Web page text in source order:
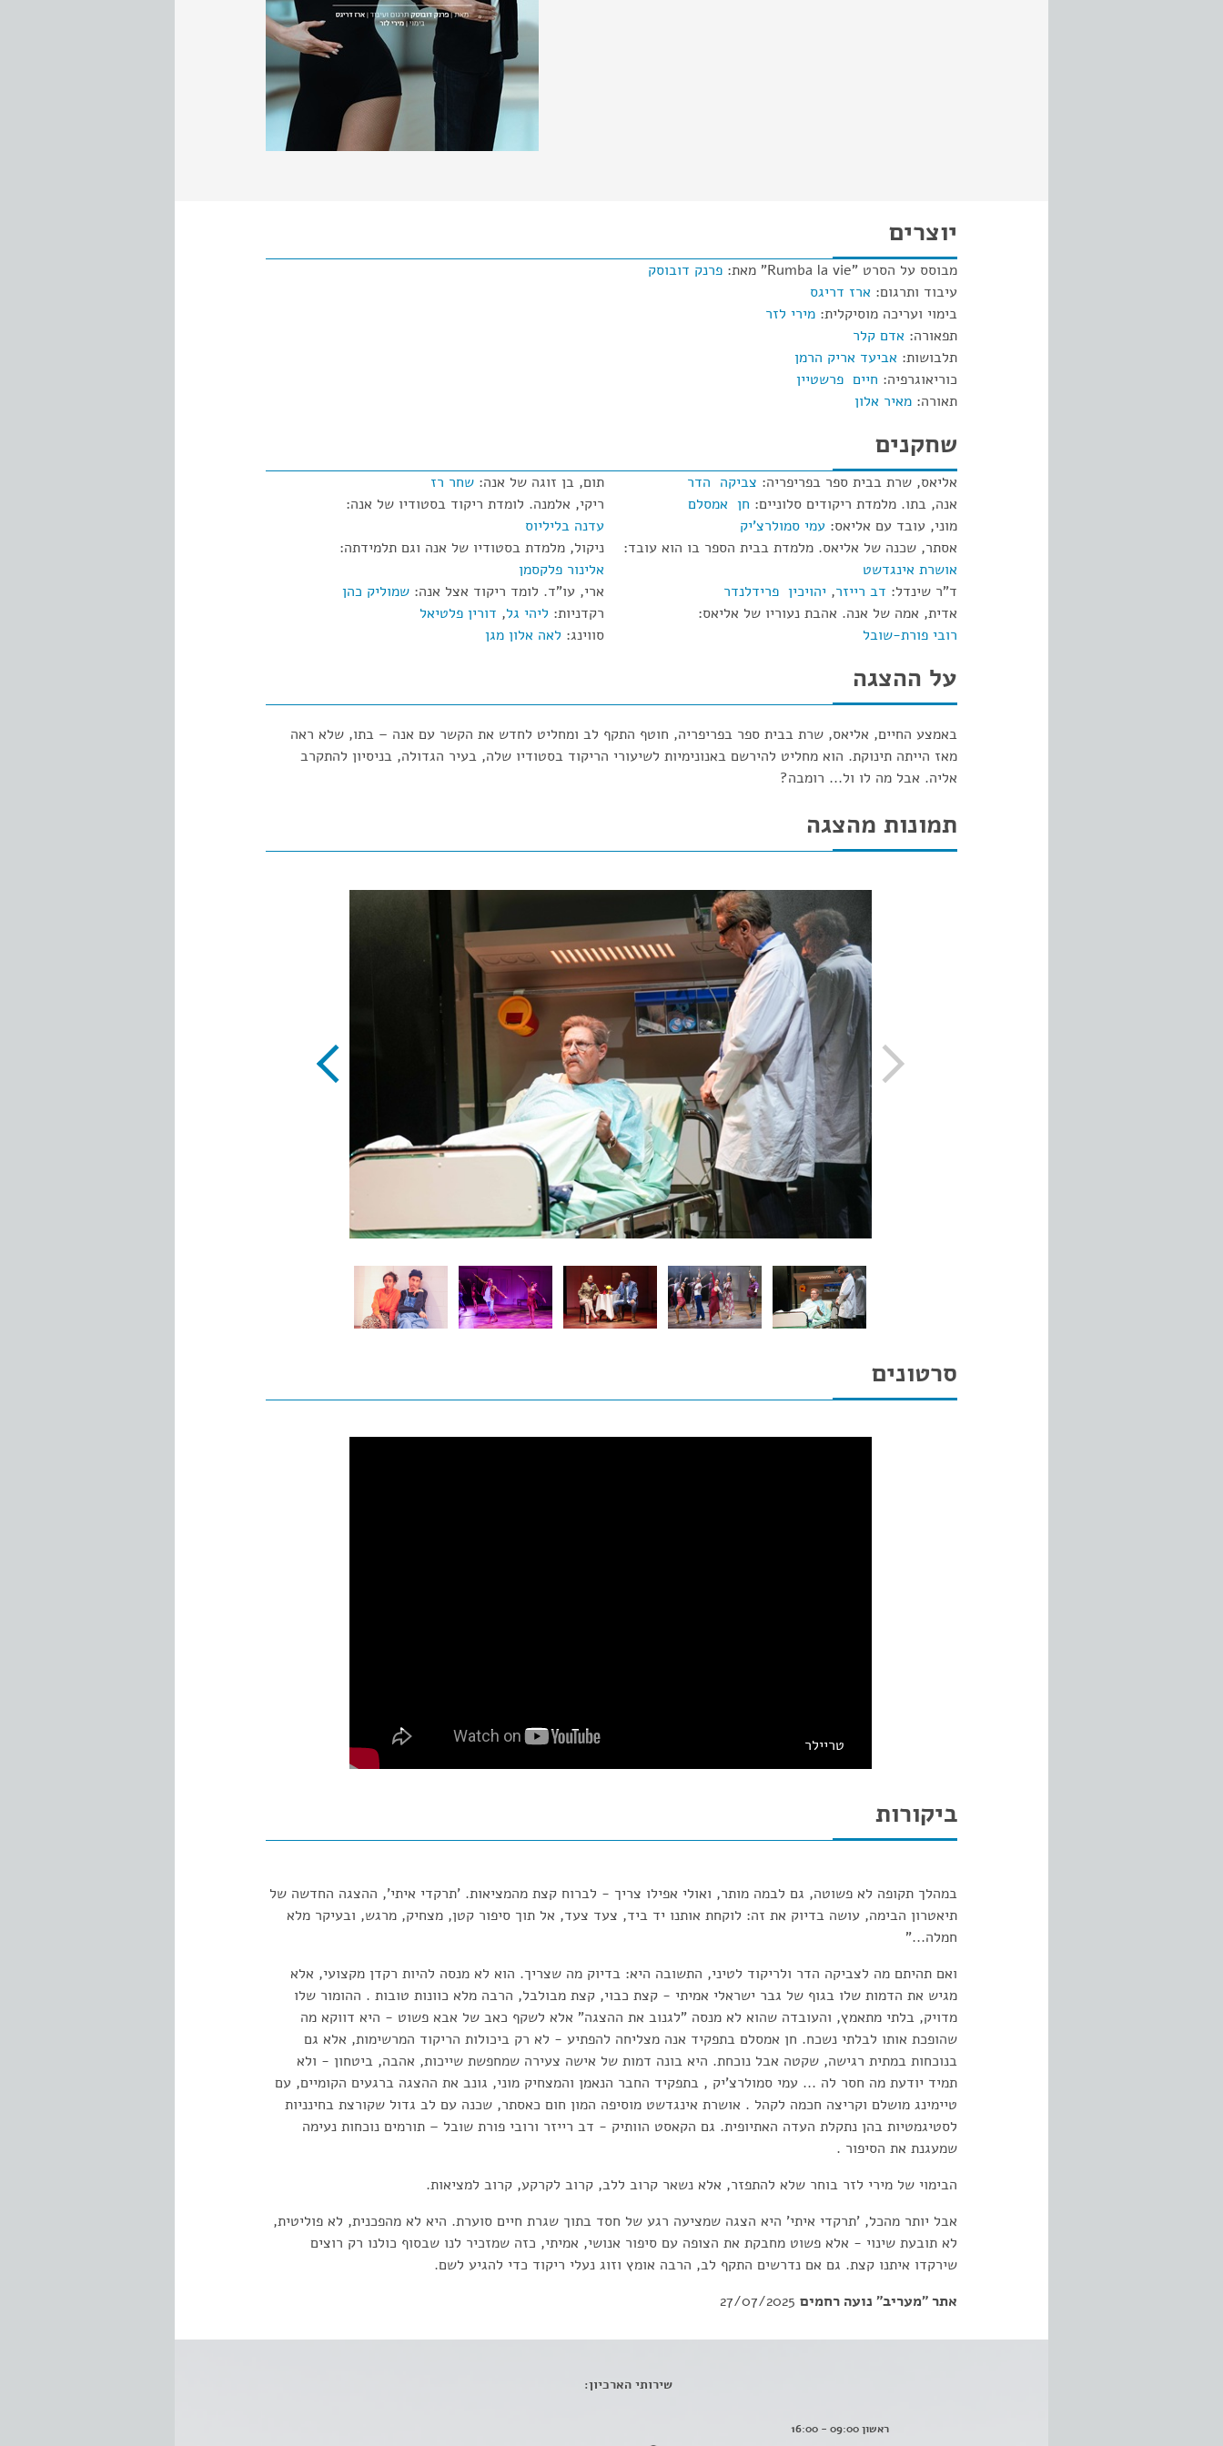
יוצרים
מבוסס על הסרט "Rumba la vie" מאת:
פרנק דובוסק
עיבוד ותרגום: ארז דריגס
בימוי ועריכה מוסיקלית: מירי לזר
תפאורה: אדם קלר
תלבושות: אביעד אריק הרמן
כוריאוגרפיה: חיים פרשטיין
תאורה: מאיר אלון
שחקנים
אליאס, שרת בבית ספר בפריפריה: צביקה הדר
אנה, בתו. מלמדת ריקודים סלוניים: חן אמסלם
מוני, עובד עם אליאס: עמי סמולרצ'יק
אסתר, שכנה של אליאס. מלמדת בבית הספר בו הוא עובד:
אושרת אינגדשט
ד"ר שינדל: דב רייזר, יהויכין פרידלנדר
אדית, אמה של אנה. אהבת נעוריו של אליאס:
רובי פורת-שובל
תום, בן זוגה של אנה: שחר רז
ריקי, אלמנה. לומדת ריקוד בסטודיו של אנה:
עדנה בליליוס
ניקול, מלמדת בסטודיו של אנה וגם תלמידתה:
אלינור פלקסמן
ארי, עו"ד. לומד ריקוד אצל אנה: שמוליק כהן
רקדניות: ליהי גל, דורין פלטיאל
סווינג: לאה אלון מגן
על ההצגה
באמצע החיים, אליאס, שרת בבית ספר בפריפריה, חוטף התקף לב ומחליט לחדש את הקשר עם אנה – בתו, שלא ראה
מאז הייתה תינוקת. הוא מחליט להירשם באנונימיות לשיעורי הריקוד בסטודיו שלה, בעיר הגדולה, בניסיון להתקרב
אליה. אבל מה לו ול... רומבה?
תמונות מהצגה
סרטונים
טריילר
ביקורות
במהלך תקופה לא פשוטה, גם לבמה מותר, ואולי אפילו צריך - לברוח קצת מהמציאות. 'תרקדי איתי', ההצגה החדשה של
תיאטרון הבימה, עושה בדיוק את זה: לוקחת אותנו יד ביד, צעד צעד, אל תוך סיפור קטן, מצחיק, מרגש, ובעיקר מלא
חמלה..."
ואם תהיתם מה לצביקה הדר ולריקוד לטיני, התשובה היא: בדיוק מה שצריך. הוא לא מנסה להיות רקדן מקצועי, אלא
מגיש את הדמות שלו בגוף של גבר ישראלי אמיתי - קצת כבוי, קצת מבולבל, הרבה מלא כוונות טובות . ההומור שלו
מדויק, בלתי מתאמץ, והעובדה שהוא לא מנסה "לגנוב את ההצגה" אלא לשקף כאב של אבא פשוט - היא דווקא מה
שהופכת אותו לבלתי נשכח. חן אמסלם בתפקיד אנה מצליחה להפתיע - לא רק ביכולות הריקוד המרשימות, אלא גם
בנוכחות במתית רגישה, שקטה אבל נוכחת. היא בונה דמות של אישה צעירה שמחפשת שייכות, אהבה, ביטחון - ולא
תמיד יודעת מה חסר לה ... עמי סמולרצ'יק , בתפקיד החבר הנאמן והמצחיק מוני, גונב את ההצגה ברגעים הקומיים, עם
טיימינג מושלם וקריצה חכמה לקהל . אושרת אינגדשט מוסיפה המון חום כאסתר, שכנה עם לב גדול שקורצת בחינניות
לסטיגמטיות בהן נתקלת העדה האתיופית. גם הקאסט הוותיק - דב רייזר ורובי פורת שובל – תורמים נוכחות נעימה
שמעגנת את הסיפור .
הבימוי של מירי לזר בוחר שלא להתפזר, אלא נשאר קרוב ללב, קרוב לקרקע, קרוב למציאות.
אבל יותר מהכל, 'תרקדי איתי' היא הצגה שמציעה רגע של חסד בתוך שגרת חיים סוערת. היא לא מהפכנית, לא פוליטית,
לא תובעת שינוי - אלא פשוט מחבקת את הצופה עם סיפור אנושי, אמיתי, כזה שמזכיר לנו שבסוף כולנו רק רוצים
שירקדו איתנו קצת. גם אם נדרשים התקף לב, הרבה אומץ וזוג נעלי ריקוד כדי להגיע לשם.
אתר "מעריב" נועה רחמים 27/07/2025
ראשון 09:00 - 16:00
שירותי הארכיון: